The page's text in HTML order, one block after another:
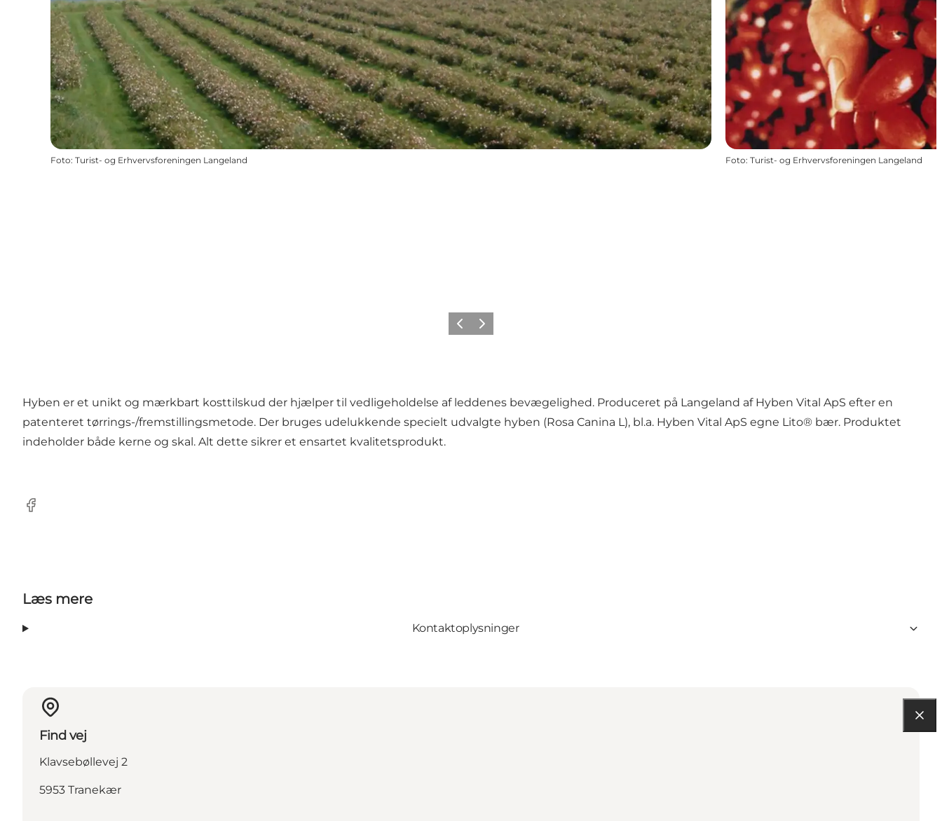
Foto: Turist- og Erhvervsforeningen Langeland Foto: Turist- og Erhvervsforeningen Langeland
ForrigeNæste
Hyben er et unikt og mærkbart kosttilskud der hjælper til vedligeholdelse af leddenes bevægelighed. Produceret på Langeland af Hyben Vital ApS efter en
patenteret tørrings-/fremstillingsmetode. Der bruges udelukkende specielt udvalgte hyben (Rosa Canina L), bl.a. Hyben Vital ApS egne Lito® bær. Produktet
indeholder både kerne og skal. Alt dette sikrer et ensartet kvalitetsprodukt.
Facebook
Læs mere
Kontaktoplysninger
Find vej
Klavsebøllevej 2
5953 Tranekær